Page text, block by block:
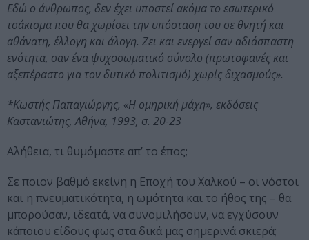
Εδώ ο άνθρωπος, δεν έχει υποστεί ακόμα το εσωτερικό
τσάκισμα που θα χωρίσει την υπόσταση του σε θνητή και
αθάνατη, έλλογη και άλογη. Ζει και ενεργεί σαν αδιάσπαστη
ενότητα, σαν ένα ψυχοσωματικό σύνολο (πρωτοφανές και
αξεπέραστο για τον δυτικό πολιτισμό) χωρίς διχασμούς».
*Κωστής Παπαγιώργης, «Η ομηρική μάχη», εκδόσεις
Καστανιώτης, Αθήνα, 1993, σ. 20-23
Αλήθεια, τι θυμόμαστε απ’ το έπος;
Σε ποιον βαθμό εκείνη η Εποχή του Χαλκού – οι νόστοι
και η πνευματικότητα, η ωμότητα και το ήθος της – θα
μπορούσαν, ιδεατά, να συνομιλήσουν, να εγχύσουν
κάποιου είδους φως στα δικά μας σημερινά σκιερά;